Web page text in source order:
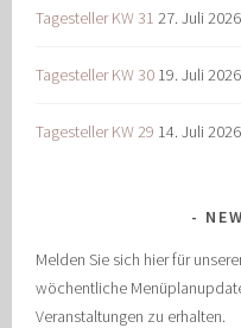
Tagesteller KW 31 27. Juli 2026
Tagesteller KW 30 19. Juli 2026
Tagesteller KW 29 14. Juli 2026
Melden Sie sich hier für
wöchentliche
Veranstaltungen zu erhalten.